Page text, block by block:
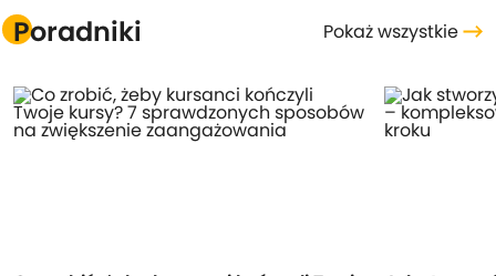
Poradniki Pokaż wszystkie